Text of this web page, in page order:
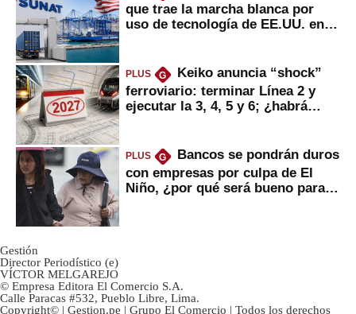
que trae la marcha blanca por
uso de tecnología de EE.UU. en
PLUS G
Keiko anuncia “shock”
ferroviario: terminar Línea 2 y
ejecutar la 3, 4, 5 y 6; ¿habrá
PLUS G
Bancos se pondrán duros
con empresas por culpa de El
Niño, ¿por qué será bueno para
Gestión
Director Periodístico (e)
VÍCTOR MELGAREJO
© Empresa Editora El Comercio S.A.
Calle Paracas #532, Pueblo Libre, Lima.
Copyright© | Gestion.pe | Grupo El Comercio | Todos los derechos